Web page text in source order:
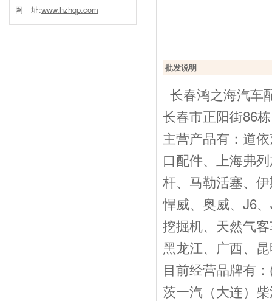
网 址:www.hzhqp.com
批发说明
长春鸿之海汽车
长春市正阳街86
主营产品有：道
口配件、上海弗
杆、马勒活塞、
悍威、奥威、J6
挖掘机、天然气
黑龙江、广西、
目前经营品牌有
茨一汽（大连）